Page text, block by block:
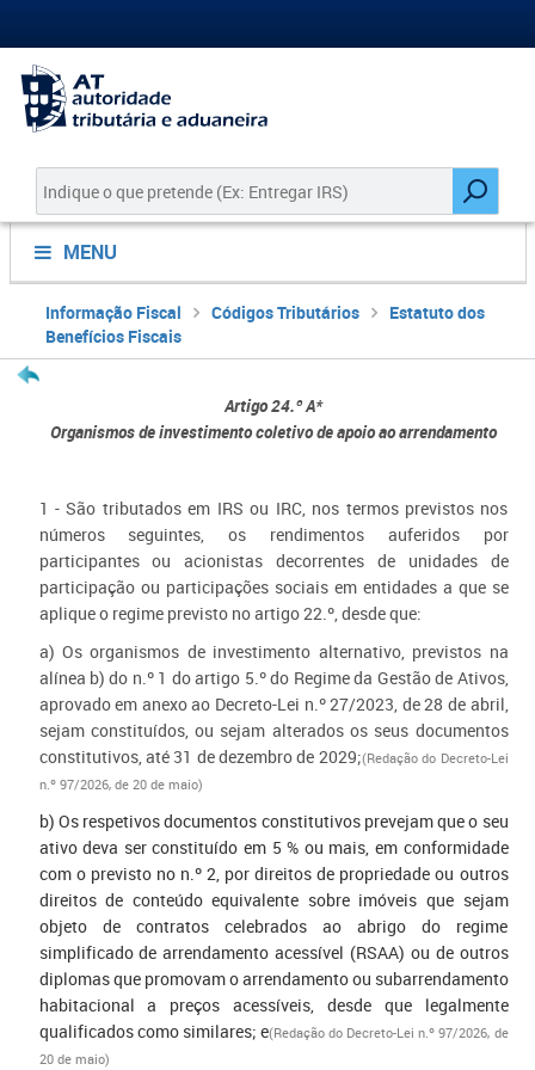
MENU
Informação Fiscal Códigos Tributários
Estatuto dos
Benefícios Fiscais
Artigo 24.º A*​
Organismos de investimento coletivo de apoio ao arrendamento
1 - São tributados em IRS ou IRC, nos termos previstos nos
números seguintes, os rendimentos auferidos por
participantes ou acionistas decorrentes de unidades de
participação ou participações sociais em entidades a que se
aplique o regime previsto no artigo 22.º, desde que:
a) Os organismos de investimento alternativo, previstos na
alínea b) do n.º 1 do artigo 5.º do Regime da Gestão de Ativos,
aprovado em anexo ao Decreto-Lei n.º 27/2023, de 28 de abril,
sejam constituídos, ou sejam alterados os seus documentos
constitutivos, até 31 de dezembro de 2029;(Redação do Decreto-Lei
n.º 97/2026, de 20 de maio)
b) Os respetivos documentos constitutivos prevejam que o seu
ativo deva ser constituído em 5 % ou mais, em conformidade
com o previsto no n.º 2, por direitos de propriedade ou outros
direitos de conteúdo equivalente sobre imóveis que sejam
objeto de contratos celebrados ao abrigo do regime
simplificado de arrendamento acessível (RSAA) ou de outros
diplomas que promovam o arrendamento ou subarrendamento
habitacional a preços acessíveis, desde que legalmente
qualificados como similares; e(Redação do Decreto-Lei n.º 97/2026, de
20 de maio)